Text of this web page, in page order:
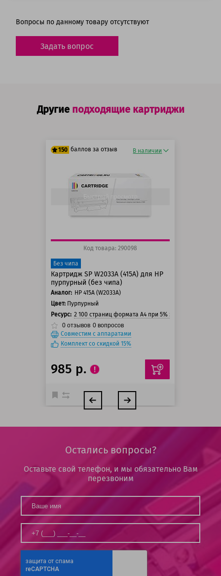
Вопросы по данному товару отсутствуют
Задать вопрос
Другие подходящие картриджи
150 баллов за отзыв
125 баллов
150 баллов
В наличии
Быстрый просмотр
Код товара: 290098
Без чипа
Картридж SP W2033A (415A) для HP
пурпурный (без чипа)
Аналог: HP 415A (W2033A)
Цвет: Пурпурный
Ресурс: 2 100 страниц формата А4 при 5% заполнении
0 отзывов 0 вопросов
Совместим с аппаратами
Комплект со скидкой 15%
985 р.
Остались вопросы?
Оставьте свой телефон, и мы обязательно Вам
перезвоним